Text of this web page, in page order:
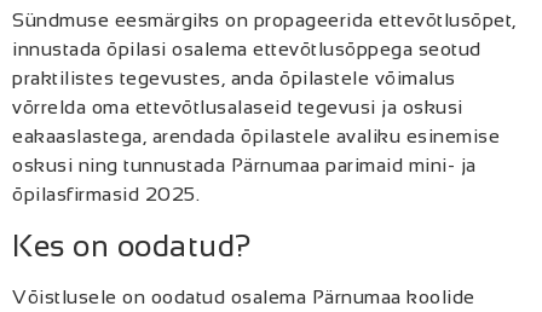
Sündmuse eesmärgiks on propageerida ettevõtlusõpet,
innustada õpilasi osalema ettevõtlusõppega seotud
praktilistes tegevustes, anda õpilastele võimalus
võrrelda oma ettevõtlusalaseid tegevusi ja oskusi
eakaaslastega, arendada õpilastele avaliku esinemise
oskusi ning tunnustada Pärnumaa parimaid mini- ja
õpilasfirmasid 2025.
Kes on oodatud?
Võistlusele on oodatud osalema Pärnumaa koolide